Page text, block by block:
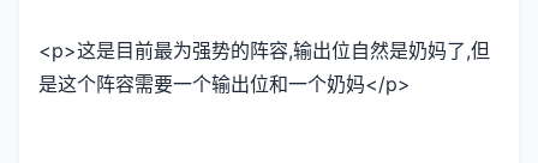
<p>这是目前最为强势的阵容,输出位自然是奶妈了,但
是这个阵容需要一个输出位和一个奶妈</p>